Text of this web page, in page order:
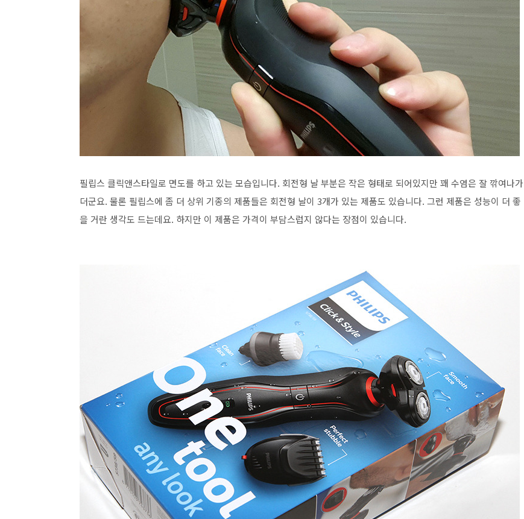
필립스 클릭앤스타일로 면도를 하고 있는 모습입니다. 회전형 날 부분은 작은 형태로 되어있지만 꽤 수염은 잘 깎여나가
더군요. 물론 필립스에 좀 더 상위 기종의 제품들은 회전형 날이 3개가 있는 제품도 있습니다. 그런 제품은 성능이 더 좋
을 거란 생각도 드는데요. 하지만 이 제품은 가격이 부담스럽지 않다는 장점이 있습니다.